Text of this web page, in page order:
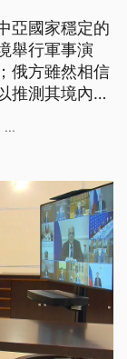
亞國家穩定的
舉行軍事演
俄方雖然相信
推測其境內恐
...